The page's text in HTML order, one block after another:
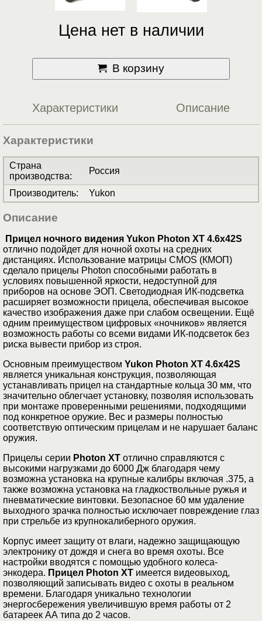
Цена нет в наличии
В корзину
Характеристики Описание
Характеристики
Страна
производства:
Россия
Производитель: Yukon
Описание
Прицел ночного видения Yukon Photon XT 4.6x42S
отлично подойдет для ночной охоты на средних
дистанциях. Использование матрицы CMOS (КМОП)
сделало прицелы Photon способными работать в
условиях повышенной яркости, недоступной для
приборов на основе ЭОП. Светодиодная ИК-подсветка
расширяет возможности прицела, обеспечивая высокое
качество изображения даже при слабом освещении. Ещё
одним преимуществом цифровых «ночников» является
возможность работы со всеми видами ИК-подсветок без
риска вывести прибор из строя.
Основным преимуществом Yukon Photon XT 4.6x42S
является уникальная конструкция, позволяющая
устанавливать прицел на стандартные кольца 30 мм, что
значительно облегчает установку, позволяя использовать
при монтаже проверенными решениями, подходящими
под конкретное оружие. Вес и размеры полностью
соответствую оптическим прицелам и не нарушает баланс
оружия.
Прицелы серии Photon XT отлично справляются с
высокими нагрузками до 6000 Дж благодаря чему
возможна установка на крупные калибры включая .375, а
также возможна установка на гладкоствольные ружья и
пневматические винтовки. Безопасное 60 мм удаление
выходного зрачка полностью исключает повреждение глаз
при стрельбе из крупнокалиберного оружия.
Корпус имеет защиту от влаги, надежно защищающую
электронику от дождя и снега во время охоты. Все
настройки вводятся с помощью удобного колеса-
энкодера. Прицел Photon XT имеется видеовыход,
позволяющий записывать видео с охоты в реальном
времени. Благодаря уникально технологии
энергосбережения увеличившую время работы от 2
батареек АА типа до 2 часов.